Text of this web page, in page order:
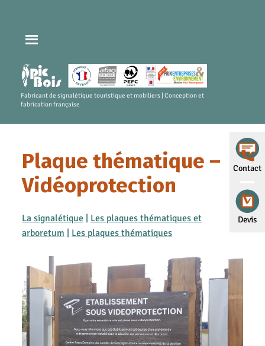
Contact
Devis
Fabricant de signalétique touristique et mobiliers | Conception et
fabrication française
Plaque thématique –
Vidéoprotection
La signalétique| Les plaques thématiques et
arboretum | Les plaques thématiques